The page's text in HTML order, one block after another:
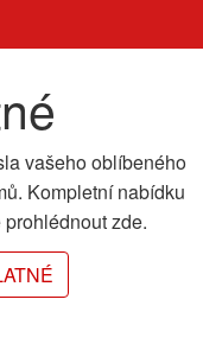
vašeho oblíbeného
Kompletní nabídku
zde.